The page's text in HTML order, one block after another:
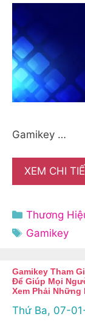
Gamikey …
XEM CHI
Danh
mục
Thương
Thẻ
Gamikey
Gamikey Tham
Để Giúp Mọi
Xem Phải Những
Thứ Ba, 07-